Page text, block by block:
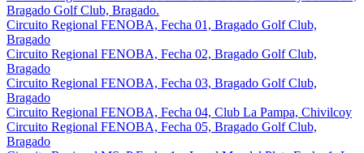
Bragado Golf Club, Bragado.
Circuito Regional FENOBA, Fecha 01, Bragado Golf Club,
Bragado
Circuito Regional FENOBA, Fecha 02, Bragado Golf Club,
Bragado
Circuito Regional FENOBA, Fecha 03, Bragado Golf Club,
Bragado
Circuito Regional FENOBA, Fecha 04, Club La Pampa, Chivilcoy
Circuito Regional FENOBA, Fecha 05, Bragado Golf Club,
Bragado